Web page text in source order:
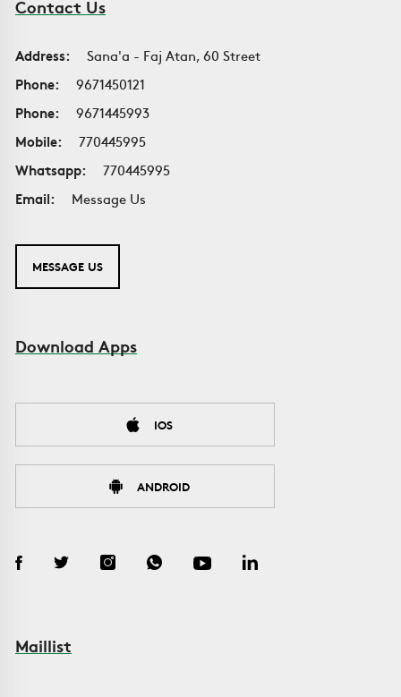
Contact Us
Address:
Sana'a - Faj Atan, 60 Street
Phone:
9671450121
Phone:
9671445993
Mobile:
770445995
Whatsapp:
770445995
Email:
Message Us
MESSAGE US
Download Apps
IOS
ANDROID
Maillist